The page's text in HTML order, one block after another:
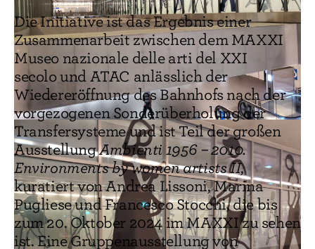
Die Initiative ist das Ergebnis einer
Zusammenarbeit zwischen dem MAXXI
Museo nazionale delle arti del XXI
secolo und ATAC anlässlich der
Wiedereröffnung des Bahnhofs nach der
vorgezogenen Sonderüberholung der
Transfersysteme und ist Teil der großen
AusstellungAmbienti 1956 – 2010.
Environments by women artists II,
kuratiert von Andrea Lissoni, Marina
Pugliese und Francesco Stocchi, die bis
zum 20. Oktober 2024 im MAXXI zu sehen
ist. Eine Gruppenausstellung von